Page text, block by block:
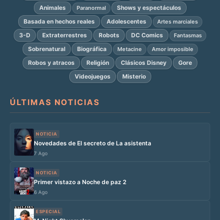
Animales Paranormal
Shows y espectáculos
Basada en hechos reales
Adolescentes Artes marciales
3-D Extraterrestres Robots DC Comics Fantasmas
Sobrenatural Biográfica Metacine Amor imposible
Robos y atracos Religión Clásicos Disney
Gore
Videojuegos
Misterio
ÚLTIMAS NOTICIAS
NOTICIA
Novedades de El secreto de La asistenta
7 Ago
NOTICIA
Primer vistazo a Noche de paz 2
6 Ago
ESPECIAL